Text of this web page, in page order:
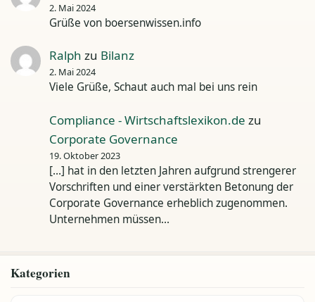
2. Mai 2024
Grüße von boersenwissen.info
Ralph zu Bilanz
2. Mai 2024
Viele Grüße, Schaut auch mal bei uns rein
Compliance - Wirtschaftslexikon.de zu
Corporate Governance
19. Oktober 2023
[…] hat in den letzten Jahren aufgrund strengerer
Vorschriften und einer verstärkten Betonung der
Corporate Governance erheblich zugenommen.
Unternehmen müssen…
Kategorien